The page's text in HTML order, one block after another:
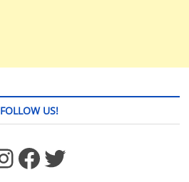
FOLLOW US!
Facebook Twitter